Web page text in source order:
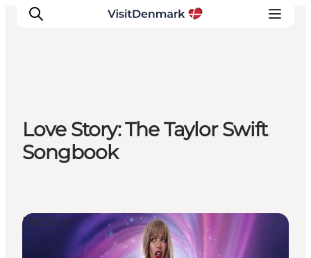
Inspiration
Destinationer
Oplevelser
Love Story: The Taylor Swift
Songbook
Det sker